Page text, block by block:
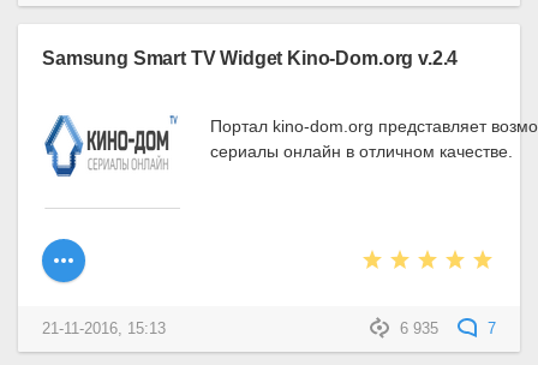
Samsung Smart TV Widget Kino-Dom.org v.2.4
Портал kino-dom.org представляет
сериалы онлайн в отличном качестве.
6 935 7
21-11-2016, 15:13